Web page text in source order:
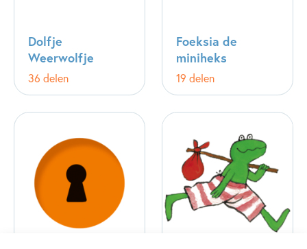
Dolfje
Weerwolfje
36 delen
Foeksia de
miniheks
19 delen